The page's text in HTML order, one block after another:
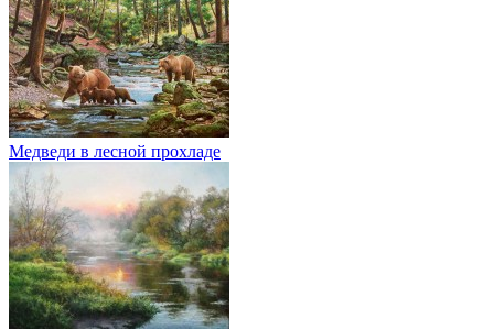
Медведи в лесной прохладе